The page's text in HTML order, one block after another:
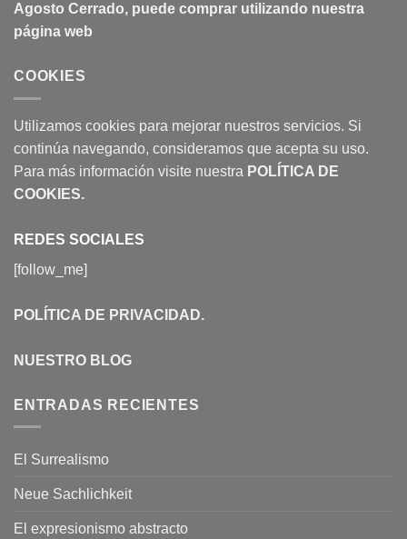
Agosto Cerrado, puede comprar utilizando nuestra
página web
COOKIES
Utilizamos cookies para mejorar nuestros servicios. Si
continúa navegando, consideramos que acepta su uso.
Para más información visite nuestra POLÍTICA DE
COOKIES.
REDES SOCIALES
[follow_me]
POLÍTICA DE PRIVACIDAD.
NUESTRO BLOG
ENTRADAS RECIENTES
El Surrealismo
Neue Sachlichkeit
El expresionismo abstracto